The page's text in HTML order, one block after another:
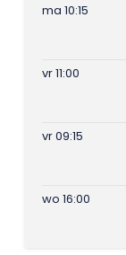
ma 10:15
vr 11:00
vr 09:15
wo 16:00